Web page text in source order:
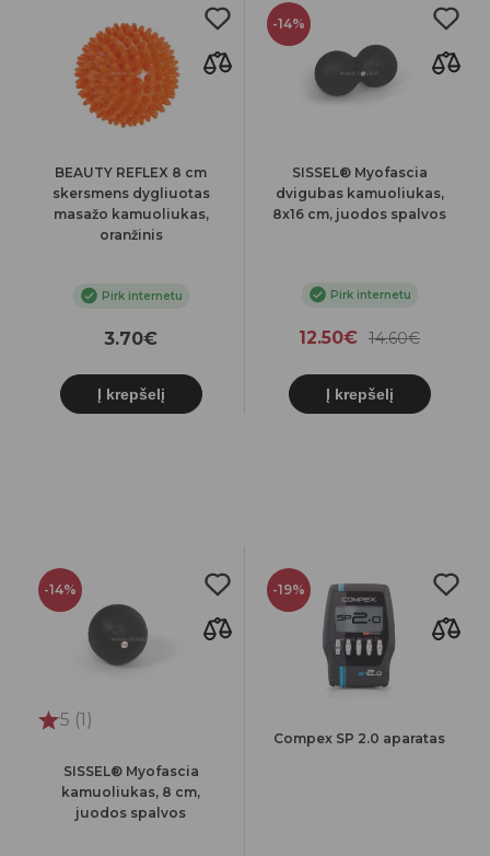
BEAUTY REFLEX 8 cm
skersmens dygliuotas
masažo kamuoliukas,
oranžinis
Pirk internetu
3.70€
Į krepšelį
-14%
SISSEL® Myofascia
dvigubas kamuoliukas,
8x16 cm, juodos spalvos
Pirk internetu
12.50€ 14.60€
Į krepšelį
-14%
5 (1)
SISSEL® Myofascia
kamuoliukas, 8 cm,
juodos spalvos
-19%
Compex SP 2.0 aparatas